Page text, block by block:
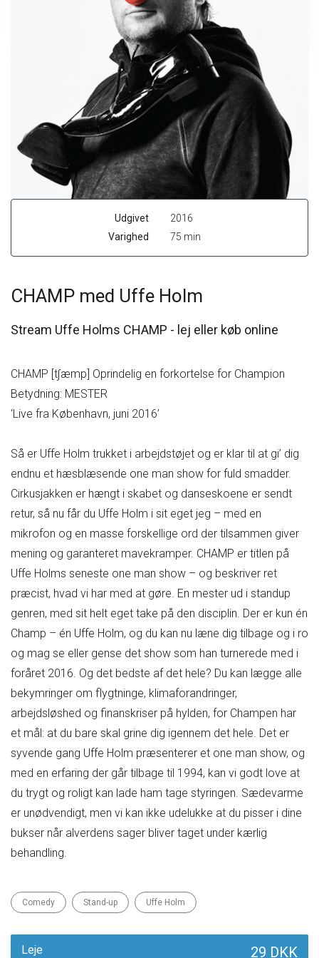
Udgivet
2016
Varighed
75 min
CHAMP med Uffe Holm
Stream Uffe Holms CHAMP - lej eller køb online
CHAMP [t∫æmp] Oprindelig en forkortelse for Champion
Betydning: MESTER
‘Live fra København, juni 2016’
Så er Uffe Holm trukket i arbejdstøjet og er klar til at gi’ dig
endnu et hæsblæsende one man show for fuld smadder.
Cirkusjakken er hængt i skabet og danseskoene er sendt
retur, så nu får du Uffe Holm i sit eget jeg – med en
mikrofon og en masse forskellige ord der tilsammen giver
mening og garanteret mavekramper. CHAMP er titlen på
Uffe Holms seneste one man show – og beskriver ret
præcist, hvad vi har med at gøre. En mester ud i standup
genren, med sit helt eget take på den disciplin. Der er kun én
Champ – én Uffe Holm, og du kan nu læne dig tilbage og i ro
og mag se eller gense det show som han turnerede med i
foråret 2016. Og det bedste af det hele? Du kan lægge alle
bekymringer om flygtninge, klimaforandringer,
arbejdsløshed og finanskriser på hylden, for Champen har
et mål: at du bare skal grine dig igennem det hele. Det er
syvende gang Uffe Holm præsenterer et one man show, og
med en erfaring der går tilbage til 1994, kan vi godt love at
du trygt og roligt kan lade ham tage styringen. Sædevarme
er unødvendigt, men vi kan ikke udelukke at du pisser i dine
bukser når alverdens sager bliver taget under kærlig
behandling.
Comedy Stand-up Uffe Holm
Leje 29 DKK